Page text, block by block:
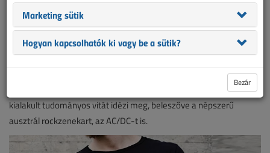
Az egyik dizájn az építőipari kivitelezésekkel foglalkozó
szakemberek szélesebb körét szólítja meg felidézve, hogy egy
igazi mesterembernek már az óvodában is ütvefúró volt a jele.
A másik új pólómintánk az Áramok Háborúját, azaz az egyenáram
és a váltakozó áram használata kapcsán, Tesla és Edison között
kialakult tudományos vitát idézi meg, beleszőve a népszerű
ausztrál rockzenekart, az AC/DC-t is.
Marketing sütik
Hogyan kapcsolhatók ki vagy be a sütik?
Bezár